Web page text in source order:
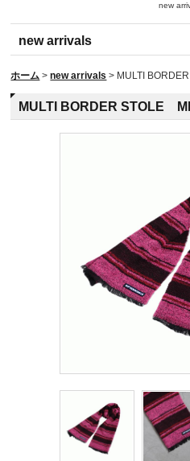
new
new arrivals
ホーム > new arrivals > MULTI
MULTI BORDER STOLE